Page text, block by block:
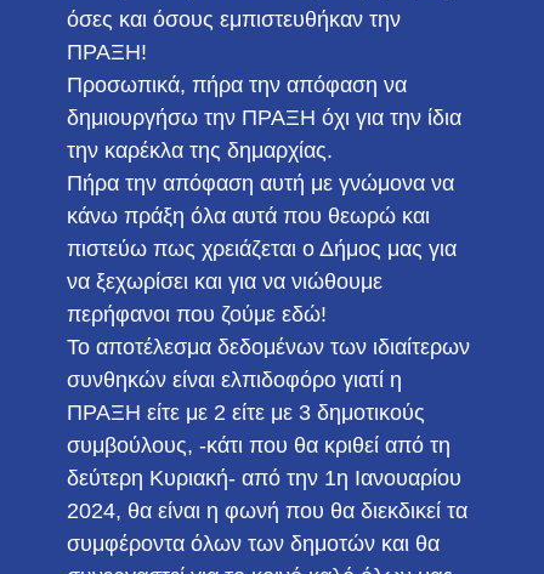
όσες και όσους εμπιστευθήκαν την
ΠΡΑΞΗ!
Προσωπικά, πήρα την απόφαση να
δημιουργήσω την ΠΡΑΞΗ όχι για την ίδια
την καρέκλα της δημαρχίας.
Πήρα την απόφαση αυτή με γνώμονα να
κάνω πράξη όλα αυτά που θεωρώ και
πιστεύω πως χρειάζεται ο Δήμος μας για
να ξεχωρίσει και για να νιώθουμε
περήφανοι που ζούμε εδώ!
Το αποτέλεσμα δεδομένων των ιδιαίτερων
συνθηκών είναι ελπιδοφόρο γιατί η
ΠΡΑΞΗ είτε με 2 είτε με 3 δημοτικούς
συμβούλους, -κάτι που θα κριθεί από τη
δεύτερη Κυριακή- από την 1η Ιανουαρίου
2024, θα είναι η φωνή που θα διεκδικεί τα
συμφέροντα όλων των δημοτών και θα